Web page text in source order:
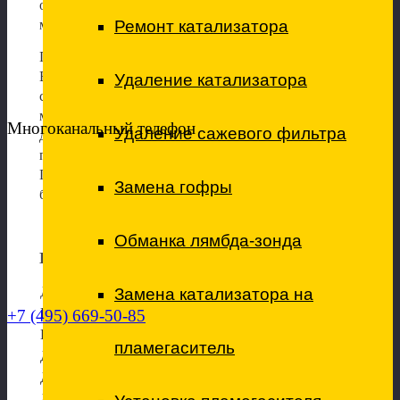
Многоканальный телефон
+7 (495) 669-50-85
Ремонт катализатора
Удаление катализатора
Удаление сажевого фильтра
Замена гофры
Обманка лямбда-зонда
Замена катализатора на
пламегаситель
оригинальных запасных частей, расходных
материалов.
Первым этапом работ является диагностика Peugeot
BOXER, она проводится с использованием
сканеров, мониторов наиболее опытными
мастерами компании. Выявленные скрытые
дефекты подлежат обязательному устранению,
позволяя в будущем избежать серьезных проблем.
Приезжайте в наш автотехцентр и мы обслужим вас
быстро, качественно и по доступным ценам.
Цены на услуги по ремонту Peugeot BOXER
Диагностика
Компьютерная диагностика (Сброс ошибок)
Комплексная диагностика двигателя
Диагностика подвески
Диагностика кондиционера